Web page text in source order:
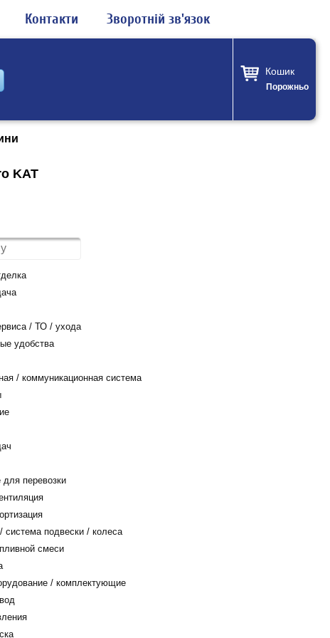
Контакти Зворотній зв'язок
Кошик
Порожньо
KAT
/ ТО / ухода
удобства
/ коммуникационная система
перевозки
система подвески / колеса
смеси
/ комплектующие